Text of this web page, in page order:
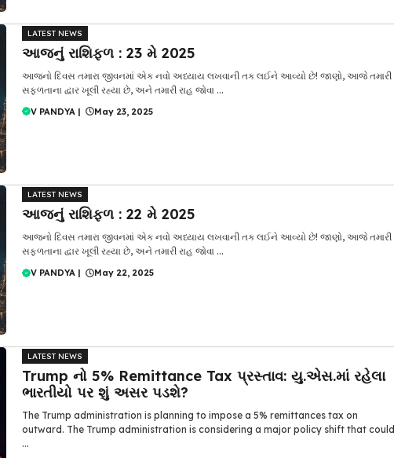
LATEST NEWS
આજનું રાશિફળ : 23 મે 2025
આજનો દિવસ તમારા જીવનમાં એક નવો અધ્યાય લખવાની તક લઈને આવ્યો છે! જાણો, આજે તમારી
સફળતાના દ્વાર ખૂલી રહ્યા છે, અને તમારી રાહ જોવા ...
V PANDYA | May 23, 2025
LATEST NEWS
આજનું રાશિફળ : 22 મે 2025
આજનો દિવસ તમારા જીવનમાં એક નવો અધ્યાય લખવાની તક લઈને આવ્યો છે! જાણો, આજે તમારી
સફળતાના દ્વાર ખૂલી રહ્યા છે, અને તમારી રાહ જોવા ...
V PANDYA | May 22, 2025
LATEST NEWS
Trump નો 5% Remittance Tax પ્રસ્તાવ: યુ.એસ.માં રહેલા
ભારતીયો પર શું અસર પડશે?
The Trump administration is planning to impose a 5% remittances tax on
outward. The Trump administration is considering a major policy shift that could
...